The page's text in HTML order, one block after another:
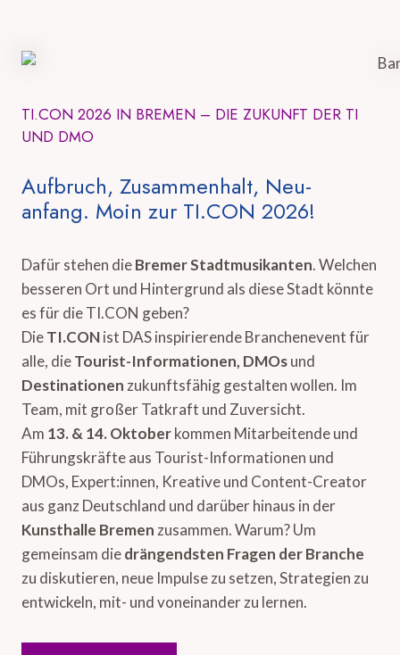
TI.CON 2026 IN BREMEN – DIE ZUKUNFT DER TI
UND DMO
Aufbruch, Zusammenhalt, Neu-
anfang. Moin zur TI.CON 2026!
Dafür stehen dieBremer Stadtmusikanten. Welchen
besseren Ort und Hintergrund als diese Stadt könnte
es für die TI.CON geben?
DieTI.CONist DAS inspirierende Branchenevent für
alle, dieTourist-Informationen, DMOsund
Destinationen zukunftsfähig gestalten wollen. Im
Team, mit großer Tatkraft und Zuversicht.
Am 13. & 14. Oktoberkommen Mitarbeitende und
Führungskräfte aus Tourist-Informationen und
DMOs, Expert:innen, Kreative und Content-Creator
aus ganz Deutschland und darüber hinaus in der
Kunsthalle Bremen zusammen. Warum? Um
gemeinsam diedrängendsten Fragen der Branche
zu diskutieren, neue Impulse zu setzen, Strategien zu
entwickeln, mit- und voneinander zu lernen.